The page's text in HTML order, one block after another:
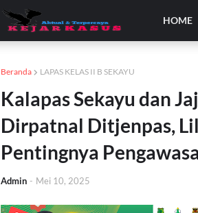
HOME
Beranda LAPAS KELAS II B SEKAYU
Kalapas Sekayu dan
Dirpatnal Ditjenpas,
Pentingnya
Admin - Mei 10, 2025